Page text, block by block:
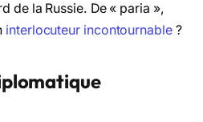
de la Russie. De « paria »,
interlocuteur incontournable?